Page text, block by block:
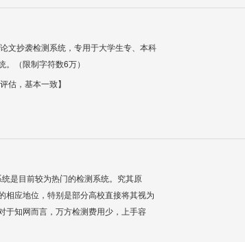
文抄袭检测系统，专用于大学生专、本科
（限制字符数6万）
估，基本一致】
是目前较为热门的检测系统。究其原
相应地位，特别是部分高校直接将其视为
于知网而言，万方检测费用少，上手容